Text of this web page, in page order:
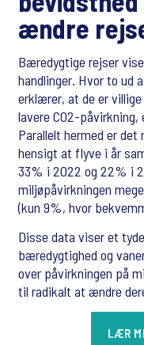
ændre
Bæredygtige rejser
handlinger. Hvor to
erklærer, at de er
lavere CO2-
Parallelt hermed er
hensigt at flyve i år
33% i 2022 og 22% i
miljøpåvirkningen
(kun 9%, hvor
Disse data viser et
bæredygtighed og
over påvirkningen på
til radikalt at ændre
LÆR